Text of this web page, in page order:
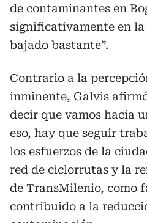
de contaminantes en
significativamente en
bajado bastante”.
Contrario a la
inminente, Galvis
decir que vamos hacia
eso, hay que seguir
los esfuerzos de la
red de ciclorrutas y la
de TransMilenio, como
contribuido a la